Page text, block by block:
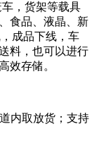
，货架等载具
食品、液晶、新
成品下线，车
料，也可以进行
效存储。
内取放货；支持